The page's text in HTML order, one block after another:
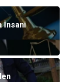
İnsani